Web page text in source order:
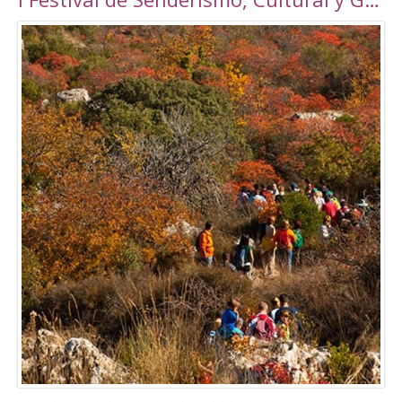
Torrepalma ***, con unas novedosas y amplias
instalaciones inauguradas en 2010, con una
superficie total de 6889 m2. Amplio abanico
de actividades tanto libres como dirigidas.
Tarifas Las tarifas para entradas individuales y
de forma puntual tienen un importe de
5,00€. También existe la posibilidad de
adquirir un Bono de 10 usos (válido durante 90
días) a un precio de 40,00€. Tanto el ticket
como el Bono son de uso personal e
intransferible. Con acceso durante todo el día
en los horarios abajo indicados. El precio de la
entrada a la piscina para un adulto es de 3,50€.
Para consultar el resto de precios y horarios
sigan este enlace:
http://alcalalarealesdeporte.com/tarifas/
Piscina Este centro cuenta, además de con el